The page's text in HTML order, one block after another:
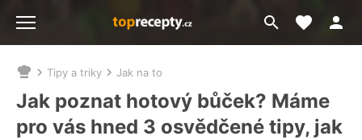
Přejít
na
Moje
Nacházíte
se
zde:
Tipy a triky Jak na to
Jak poznat hotový bůček? Máme
pro vás hned 3 osvědčené tipy, jak